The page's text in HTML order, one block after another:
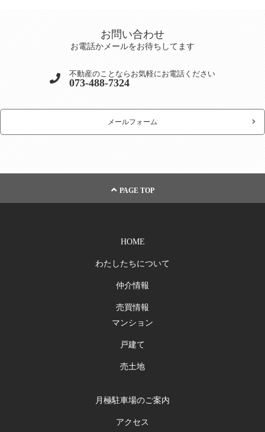
お問い合わせ
お電話かメールをお待ちしてます
不動産のことならお気軽にお電話ください
073-488-7324
メールフォーム
PAGE TOP
HOME
わたしたちについて
仲介情報
売買情報
マンション
戸建て
売土地
月極駐車場のご案内
アクセス